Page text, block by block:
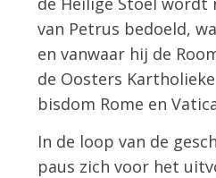
van Petrus bedoeld,
en vanwaar hij de
de Oosters
bisdom Rome en
In de loop van de
paus zich voor het